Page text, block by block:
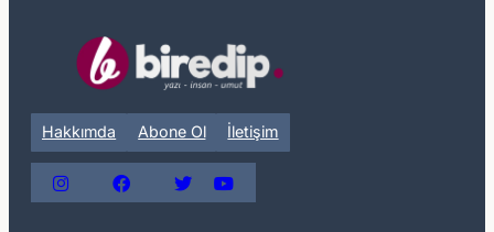
Hakkımda Abone Ol İletişim